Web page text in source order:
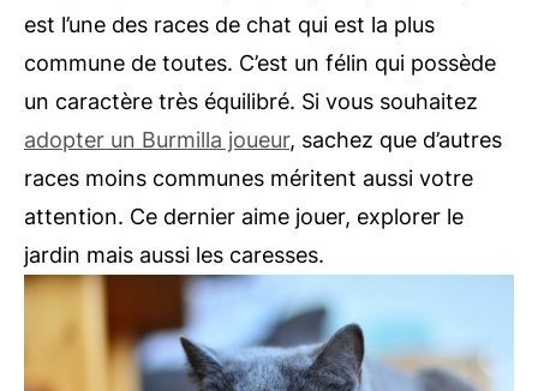
est l’une des races de chat qui est la plus
commune de toutes. C’est un félin qui possède
un caractère très équilibré. Si vous souhaitez
adopter un Burmilla joueur, sachez que d’autres
races moins communes méritent aussi votre
attention. Ce dernier aime jouer, explorer le
jardin mais aussi les caresses.